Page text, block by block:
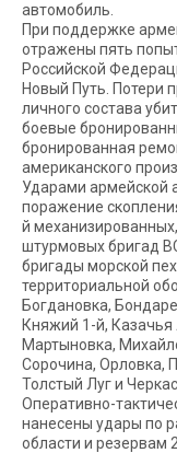
автомобиль.
При поддержке
отражены пять
Российской
Новый Путь. Потери
личного состава
боевые
бронированная
американского
Ударами армейской
поражение
й
штурмовых бригад
бригады морской
территориальной
Богдановка,
Княжий 1-й,
Мартыновка,
Сорочина, Орловка,
Толстый Луг и
Оперативно-
нанесены удары по
области и резервам